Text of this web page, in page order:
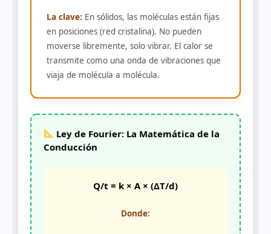
La clave: En sólidos, las moléculas están fijas
en posiciones (red cristalina). No pueden
moverse libremente, solo vibrar. El calor se
transmite como una onda de vibraciones que
viaja de molécula a molécula.
Ley de Fourier: La Matemática de la
Conducción
Q/t = k × A × (ΔT/d)
Donde: